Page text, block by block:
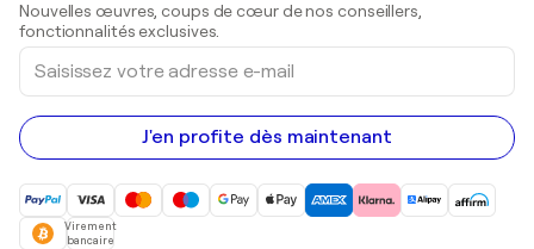
Peintures acryliques
Nouvelles œuvres, coups de cœur de nos conseillers,
fonctionnalités exclusives.
Saisissez
votre
adresse
e-
mail
J'en profite dès maintenant
Virement
bancaire